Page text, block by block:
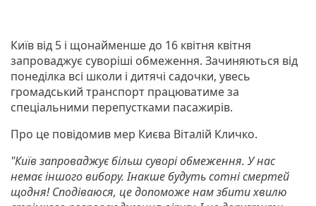
Київ від 5 і щонайменше до 16 квітня квітня
запроваджує суворіші обмеження. Зачиняються від
понеділка всі школи і дитячі садочки, увесь
громадський транспорт працюватиме за
спеціальними перепустками пасажирів.
Про це повідомив мер Києва Віталій Кличко.
"Київ запроваджує більш суворі обмеження. У нас
немає іншого вибору. Інакше будуть сотні смертей
щодня! Сподіваюся, це допоможе нам збити хвилю